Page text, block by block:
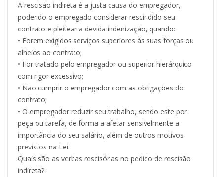
A rescisão indireta é a justa causa do empregador,
podendo o empregado considerar rescindido seu
contrato e pleitear a devida indenização, quando:
• Forem exigidos serviços superiores às suas forças ou
alheios ao contrato;
• For tratado pelo empregador ou superior hierárquico
com rigor excessivo;
• Não cumprir o empregador com as obrigações do
contrato;
• O empregador reduzir seu trabalho, sendo este por
peça ou tarefa, de forma a afetar sensivelmente a
importância do seu salário, além de outros motivos
previstos na Lei.
Quais são as verbas rescisórias no pedido de rescisão
indireta?